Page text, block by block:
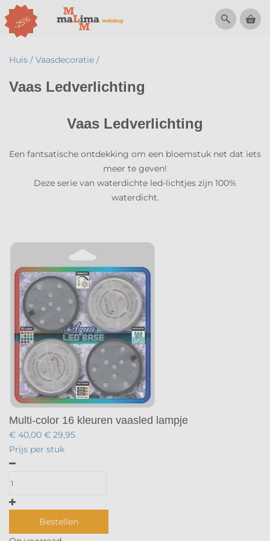
menu
Huis / Vaasdecoratie /
Vaas Ledverlichting
Vaas Ledverlichting
Een fantsatische ontdekking om een bloemstuk net dat iets
meer te geven!
Deze serie van waterdichte led-lichtjes zijn 100%
waterdicht.
-25%
Multi-color 16 kleuren vaasled lampje
€ 40,00 € 29,95
Prijs per stuk
Bestellen